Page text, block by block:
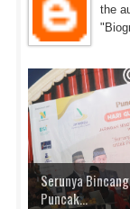
the
Serunya
Puncak...